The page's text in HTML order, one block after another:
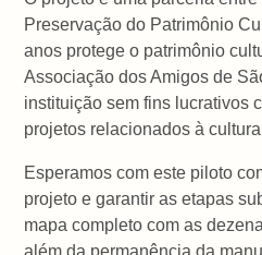
Preservação do Patrimônio
anos protege o patrimônio
Associação dos Amigos de
instituição sem fins lucrativos
projetos relacionados à
Esperamos com este piloto
projeto e garantir as etapas
mapa completo com as